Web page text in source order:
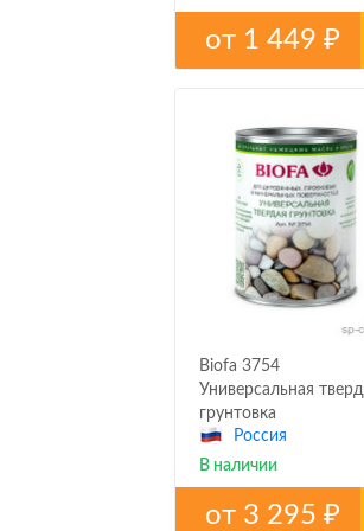
от 1 449₽
Biofa 3754
Универсальная
грунтовка
Россия
В наличии
от 3 295₽